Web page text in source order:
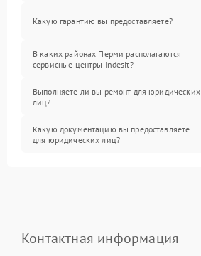
Какую гарантию вы предоставляете?
В каких районах Перми располагаются
сервисные центры Indesit?
Выполняете ли вы ремонт для юридических
лиц?
Какую документацию вы предоставляете
для юридических лиц?
Контактная информация